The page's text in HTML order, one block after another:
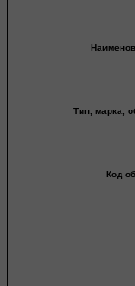
Тип, марка,
Код